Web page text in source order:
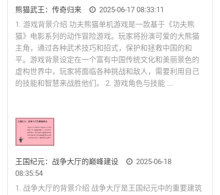
熊猫武王：传奇归来
2025-06-17 08:33:11
1. 游戏背景介绍 功夫熊猫单机游戏是一款基于《功夫熊
猫》电影系列的动作冒险游戏。玩家将扮演可爱的大熊猫
主角，通过各种武术技巧和招式，保护和拯救中国的和
平。游戏背景设定在一个富有中国传统文化和美丽景色的
虚构世界中，玩家将面临各种挑战和敌人，需要利用自己
的技能和智慧来战胜他们。 2. 游戏角色与技能 ...
王国纪元：战争大厅的巅峰建设
2025-06-18
08:35:54
1. 战争大厅的背景介绍 战争大厅是王国纪元中的重要建筑